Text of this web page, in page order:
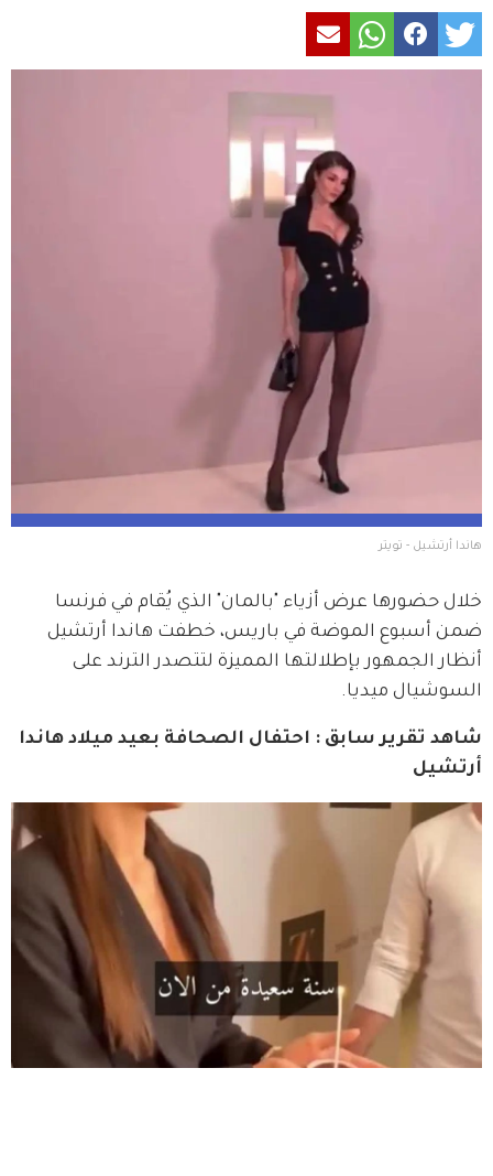
هاندا أرتشيل - تويتر
خلال حضورها عرض أزياء "بالمان" الذي يُقام في فرنسا
ضمن أسبوع الموضة في باريس، خطفت هاندا أرتشيل
أنظار الجمهور بإطلالتها المميزة لتتصدر الترند على
السوشيال ميديا.
شاهد تقرير سابق : احتفال الصحافة بعيد ميلاد هاندا
أرتشيل